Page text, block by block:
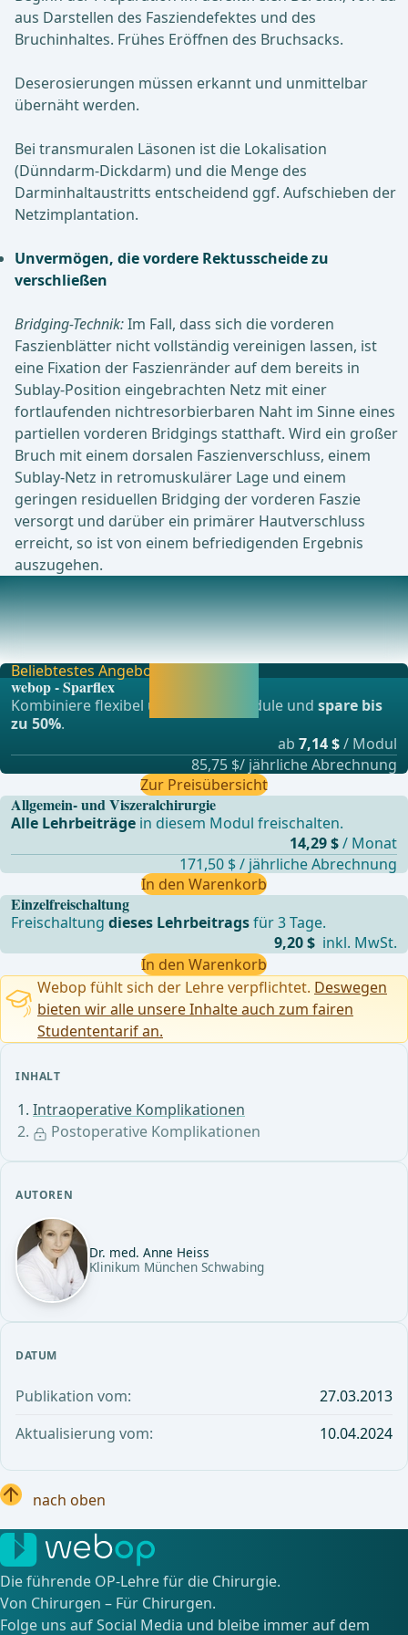
INHALT
Intraoperative Komplikationen
Postoperative Komplikationen
AUTOREN
Dr. med. Anne Heiss
Klinikum München Schwabing
DATUM
Publikation vom:
27.03.2013
Aktualisierung vom:
10.04.2024
aus Darstellen des Fasziendefektes und des
Bruchinhaltes. Frühes Eröffnen des Bruchsacks.
Deserosierungen müssen erkannt und unmittelbar
übernäht werden.
Bei transmuralen Läsonen ist die Lokalisation
(Dünndarm-Dickdarm) und die Menge des
Darminhaltaustritts entscheidend ggf. Aufschieben der
Netzimplantation.
Unvermögen, die vordere Rektusscheide zu
verschließen
Bridging-Technik:Im Fall, dass sich die vorderen
Faszienblätter nicht vollständig vereinigen lassen, ist
eine Fixation der Faszienränder auf dem bereits in
Sublay-Position eingebrachten Netz mit einer
fortlaufenden nichtresorbierbaren Naht im Sinne eines
partiellen vorderen Bridgings statthaft. Wird ein großer
Bruch mit einem dorsalen Faszienverschluss, einem
Sublay-Netz in retromuskulärer Lage und einem
geringen residuellen Bridging der vorderen Faszie
versorgt und darüber ein primärer Hautverschluss
erreicht, so ist von einem befriedigenden Ergebnis
auszugehen.
Postoperative Komplikationen
Nachblutung/Hämatom Sonographische Kontrolle, bei
Größenprogredienz ggf. Punktion. Hb-relevante Nac
Einzelfreischaltung
Freischaltungdieses Lehrbeitragsfür 3 Tage.
9,20 $ inkl. MwSt.
In den Warenkorb
Beliebtestes Angebot
webop - Sparflex
Kombiniere flexibel unsere Lernmodule undspare bis
zu 50%.
ab 7,14 $/ Modul
85,75 $/ jährliche Abrechnung
Zur Preisübersicht
Allgemein- und Viszeralchirurgie
Alle Lehrbeiträge in diesem Modul freischalten.
14,29 $/ Monat
171,50 $ / jährliche Abrechnung
In den Warenkorb
Webop fühlt sich der Lehre verpflichtet. Deswegen
bieten wir alle unsere Inhalte auch zum fairen
Studententarif an.
nach oben
Die führende OP-Lehre für die Chirurgie.
Von Chirurgen – Für Chirurgen.
Folge uns auf Social Media und bleibe immer auf dem